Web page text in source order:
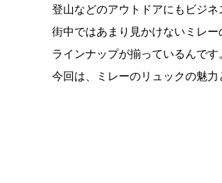
登山などのアウトドアにもビジ
街中ではあまり見かけないミレ
ラインナップが揃っているんです。
今回は、ミレーのリュックの魅力